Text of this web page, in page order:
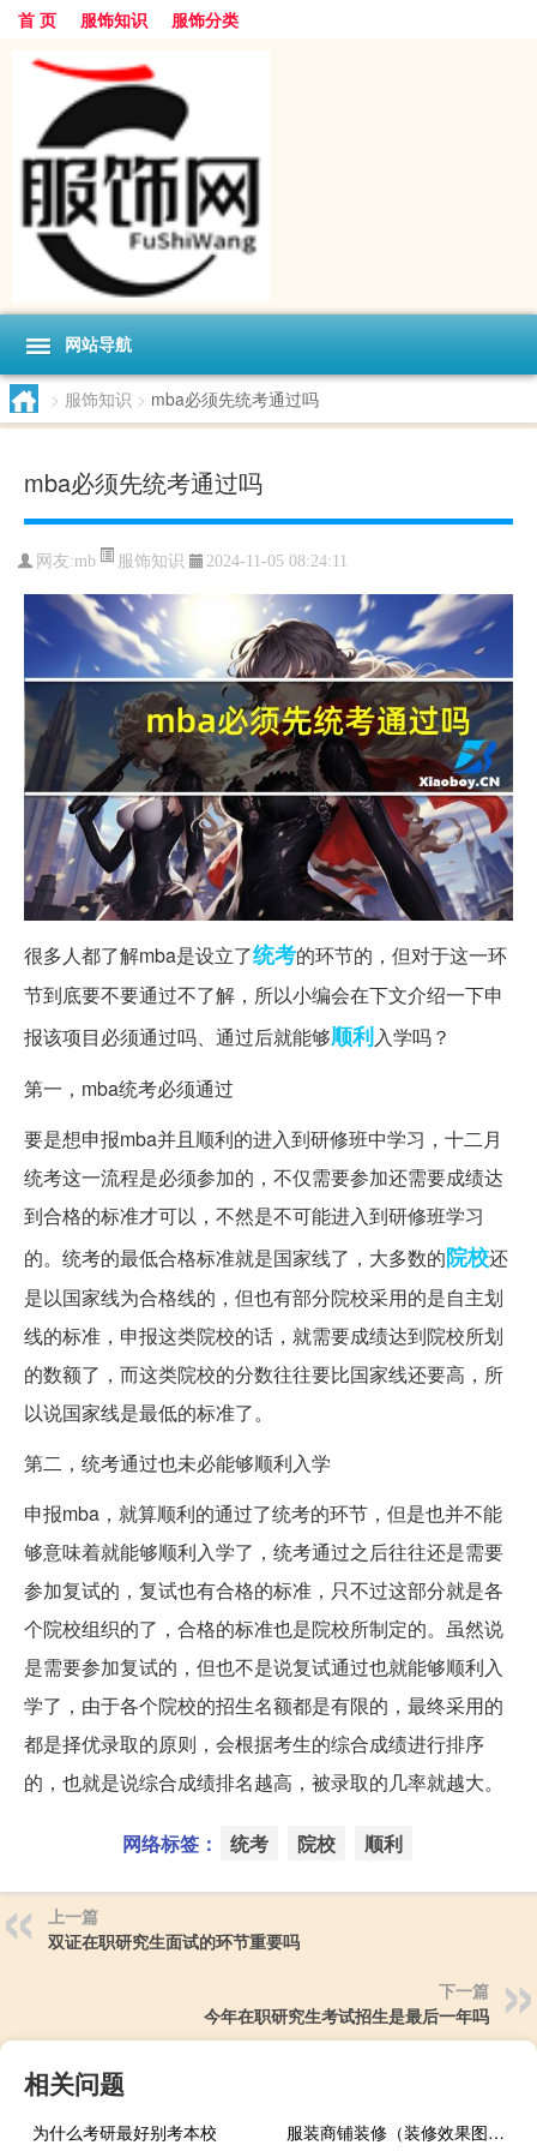
首 页 服饰知识 服饰分类
网站导航
> 服饰知识 > mba必须先统考通过吗
mba必须先统考通过吗
网友:mb 服饰知识 2024-11-05 08:24:11
很多人都了解mba是设立了统考的环节的，但对于这一环
节到底要不要通过不了解，所以小编会在下文介绍一下申
报该项目必须通过吗、通过后就能够顺利入学吗？
第一，mba统考必须通过
要是想申报mba并且顺利的进入到研修班中学习，十二月
统考这一流程是必须参加的，不仅需要参加还需要成绩达
到合格的标准才可以，不然是不可能进入到研修班学习
的。统考的最低合格标准就是国家线了，大多数的院校还
是以国家线为合格线的，但也有部分院校采用的是自主划
线的标准，申报这类院校的话，就需要成绩达到院校所划
的数额了，而这类院校的分数往往要比国家线还要高，所
以说国家线是最低的标准了。
第二，统考通过也未必能够顺利入学
申报mba，就算顺利的通过了统考的环节，但是也并不能
够意味着就能够顺利入学了，统考通过之后往往还是需要
参加复试的，复试也有合格的标准，只不过这部分就是各
个院校组织的了，合格的标准也是院校所制定的。虽然说
是需要参加复试的，但也不是说复试通过也就能够顺利入
学了，由于各个院校的招生名额都是有限的，最终采用的
都是择优录取的原则，会根据考生的综合成绩进行排序
的，也就是说综合成绩排名越高，被录取的几率就越大。
网络标签： 统考 院校 顺利
上一篇
双证在职研究生面试的环节重要吗
下一篇
今年在职研究生考试招生是最后一年吗
相关问题
为什么考研最好别考本校 服装商铺装修（装修效果图大全设计）